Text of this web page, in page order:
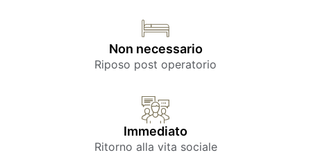
Non necessario
Riposo post operatorio
Immediato
Ritorno alla vita sociale